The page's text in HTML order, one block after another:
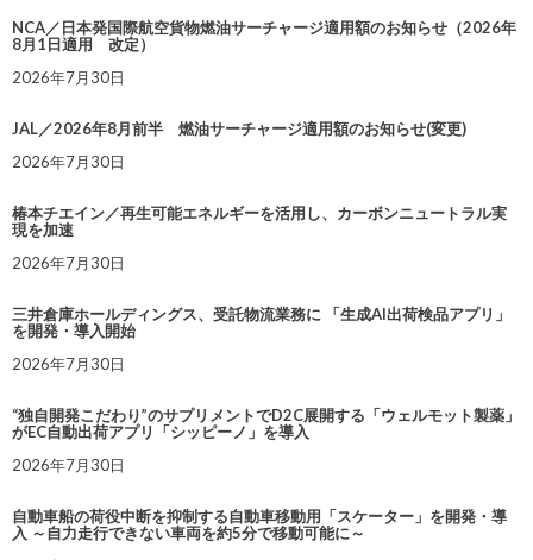
NCA／日本発国際航空貨物燃油サーチャージ適用額のお知らせ（2026年
8月1日適用 改定）
2026年7月30日
JAL／2026年8月前半 燃油サーチャージ適用額のお知らせ(変更)
2026年7月30日
椿本チエイン／再生可能エネルギーを活用し、カーボンニュートラル実
現を加速
2026年7月30日
三井倉庫ホールディングス、受託物流業務に 「生成AI出荷検品アプリ」
を開発・導入開始
2026年7月30日
“独自開発こだわり”のサプリメントでD2C展開する「ウェルモット製薬」
がEC自動出荷アプリ「シッピーノ」を導入
2026年7月30日
自動車船の荷役中断を抑制する自動車移動用「スケーター」を開発・導
入 ～自力走行できない車両を約5分で移動可能に～